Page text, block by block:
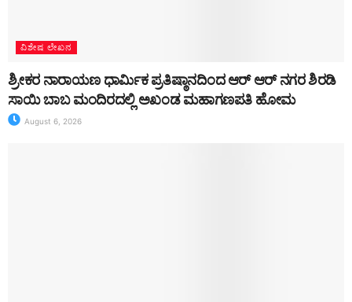
ವಿಶೇಷ ಲೇಖನ
ಶ್ರೀಕರ ನಾರಾಯಣ ಧಾರ್ಮಿಕ ಪ್ರತಿಷ್ಠಾನದಿಂದ ಆರ್ ಆರ್ ನಗರ ಶಿರಡಿ
ಸಾಯಿ ಬಾಬ ಮಂದಿರದಲ್ಲಿ ಅಖಂಡ ಮಹಾಗಣಪತಿ ಹೋಮ
August 6, 2026